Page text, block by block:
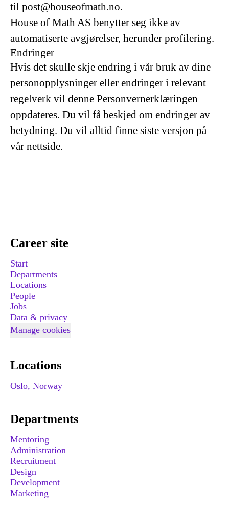
til post@houseofmath.no.
House of Math AS benytter seg ikke av
automatiserte avgjørelser, herunder profilering.
Endringer
Hvis det skulle skje endring i vår bruk av dine
personopplysninger eller endringer i relevant
regelverk vil denne Personvernerklæringen
oppdateres. Du vil få beskjed om endringer av
betydning. Du vil alltid finne siste versjon på
vår nettside.
Career site
Start
Departments
Locations
People
Jobs
Data & privacy
Manage cookies
Locations
Oslo, Norway
Departments
Mentoring
Administration
Recruitment
Design
Development
Marketing